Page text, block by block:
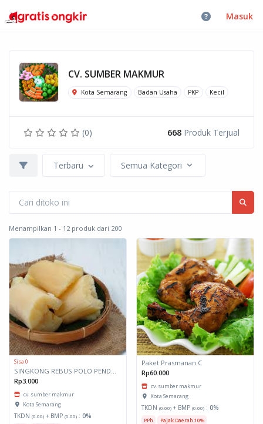
Masuk
CV. SUMBER MAKMUR
Kota Semarang Badan Usaha PKP Kecil
(0) 668 Produk Terjual
Terbaru Semua Kategori
Menampilkan 1 - 12 produk dari 200
Sisa 0
Rp3.000
cv. sumber makmur
Kota Semarang
TKDN (0.00) + BMP (0.00) : 0%
Paket Prasmanan C
Rp60.000
cv. sumber makmur
Kota Semarang
TKDN (0.00) + BMP (0.00) : 0%
PPh Pajak Daerah 10%